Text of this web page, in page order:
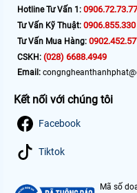
Hotline Tư Vấn 1: 0906.72.73.77
Tư Vấn Kỹ Thuật: 0906.855.330
Tư Vấn Mua Hàng:
CSKH: (028) 6688.4949
Email:
Kết nối với chúng tôi
Facebook
Tiktok
Mã số